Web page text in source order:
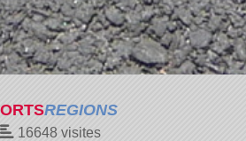
REGIONS
16648visites